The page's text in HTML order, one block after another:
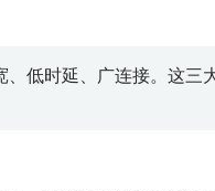
低时延、广连接。这三